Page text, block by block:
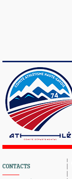
CONTACTS